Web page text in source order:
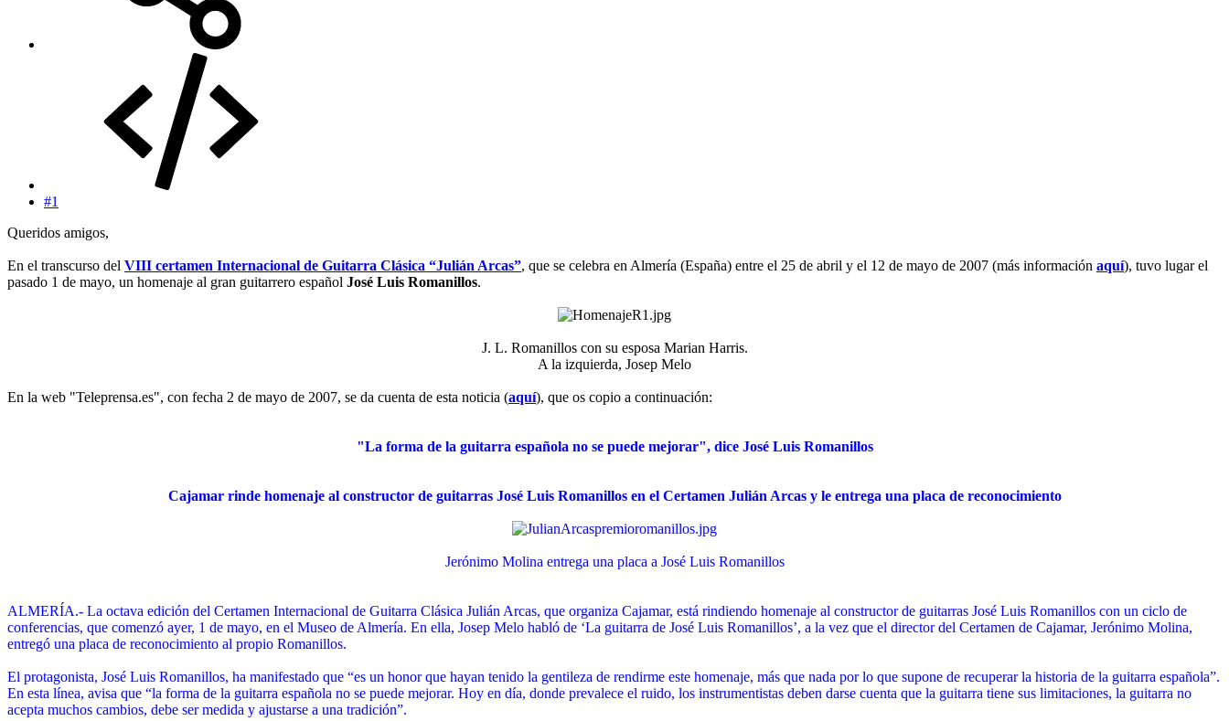
#1
Queridos amigos,
En el transcurso del VIII certamen Internacional de Guitarra Clásica “Julián Arcas”, que se celebra en Almería (España) entre el 25 de abril y el 12 de mayo de 2007 (más información aquí), tuvo lugar el
pasado 1 de mayo, un homenaje al gran guitarrero español José Luis Romanillos.
J. L. Romanillos con su esposa Marian Harris.
A la izquierda, Josep Melo​
En la web "Teleprensa.es", con fecha 2 de mayo de 2007, se da cuenta de esta noticia (aquí), que os copio a continuación:
"La forma de la guitarra española no se puede mejorar", dice José Luis Romanillos
Cajamar rinde homenaje al constructor de guitarras José Luis Romanillos en el Certamen Julián Arcas y le entrega una placa de reconocimiento
Jerónimo Molina entrega una placa a José Luis Romanillos
ALMERÍA.- La octava edición del Certamen Internacional de Guitarra Clásica Julián Arcas, que organiza Cajamar, está rindiendo homenaje al constructor de guitarras José Luis Romanillos con un ciclo de
conferencias, que comenzó ayer, 1 de mayo, en el Museo de Almería. En ella, Josep Melo habló de ‘La guitarra de José Luis Romanillos’, a la vez que el director del Certamen de Cajamar, Jerónimo Molina,
entregó una placa de reconocimiento al propio Romanillos.
El protagonista, José Luis Romanillos, ha manifestado que “es un honor que hayan tenido la gentileza de rendirme este homenaje, más que nada por lo que supone de recuperar la historia de la guitarra española”.
En esta línea, avisa que “la forma de la guitarra española no se puede mejorar. Hoy en día, donde prevalece el ruido, los instrumentistas deben darse cuenta que la guitarra tiene sus limitaciones, la guitarra no
acepta muchos cambios, debe ser medida y ajustarse a una tradición”.